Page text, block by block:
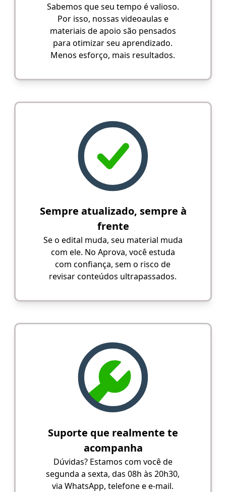
Sabemos que seu tempo é valioso.
Por isso, nossas videoaulas e
materiais de apoio são pensados
para otimizar seu aprendizado.
Menos esforço, mais resultados.
Sempre atualizado, sempre à
frente
Se o edital muda, seu material muda
com ele. No Aprova, você estuda
com confiança, sem o risco de
revisar conteúdos ultrapassados.
Suporte que realmente te
acompanha
Dúvidas? Estamos com você de
segunda a sexta, das 08h às 20h30,
via WhatsApp, telefone e e-mail.